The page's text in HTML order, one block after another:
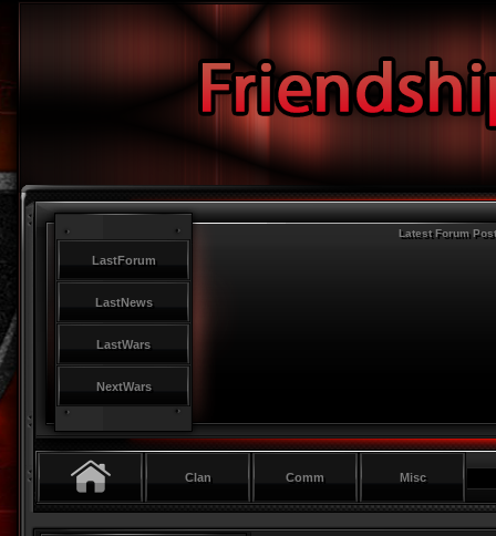
LastForum
LastNews
LastWars
NextWars
Latest Forum
Clan Comm Misc